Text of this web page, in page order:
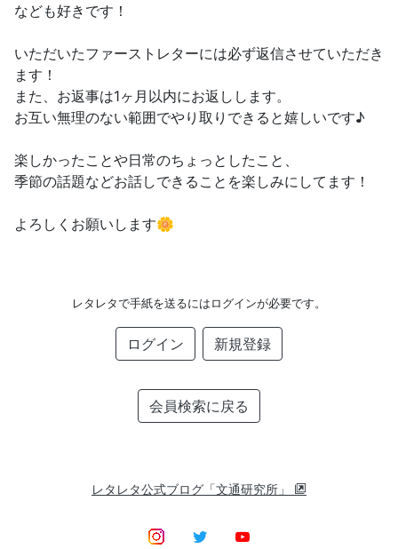
なども好きです！
いただいたファーストレターには必ず返信させていただき
ます！
また、お返事は1ヶ月以内にお返しします。
お互い無理のない範囲でやり取りできると嬉しいです♪
楽しかったことや日常のちょっとしたこと、
季節の話題などお話しできることを楽しみにしてます！
よろしくお願いします🌼
レタレタで手紙を送るにはログインが必要です。
ログイン 新規登録
会員検索に戻る
レタレタ公式ブログ「文通研究所」